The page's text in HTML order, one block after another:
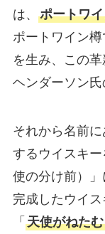
は、 ポートワ
ポートワイン
を生み、この
ヘンダーソン氏
それから名前
するウイスキ
使の分け前）」
完成したウイ
「 天使がねた